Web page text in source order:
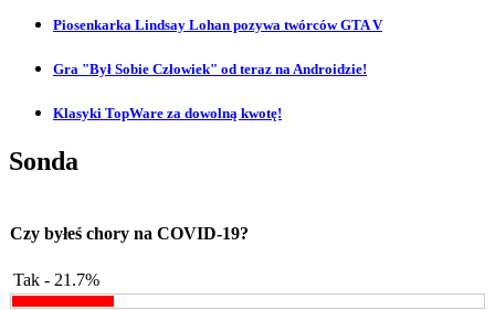
Piosenkarka Lindsay Lohan pozywa twórców GTA V
Gra "Był Sobie Człowiek" od teraz na Androidzie!
Klasyki TopWare za dowolną kwotę!
Sonda
Czy byłeś chory na COVID-19?
Tak - 21.7%